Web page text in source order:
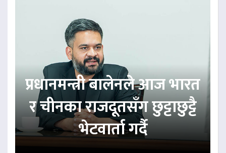
प्रधानमन्त्री बालेनले आज भारत
र चीनका राजदूतसँग छुट्टाछुट्टै
भेटवार्ता गर्दै